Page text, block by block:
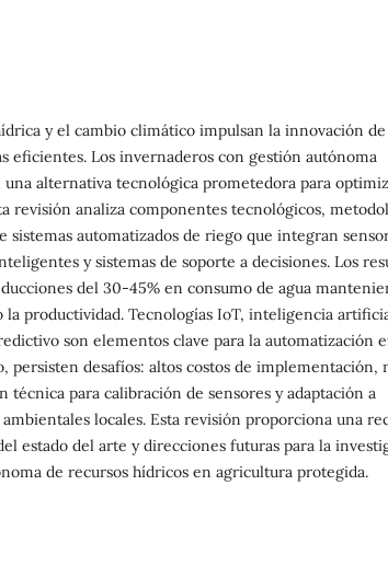
y el cambio climático impulsan la innovación de
eficientes. Los invernaderos con gestión autónoma
alternativa tecnológica prometedora para
revisión analiza componentes tecnológicos,
sistemas automatizados de riego que integran
y sistemas de soporte a decisiones. Los
del 30-45% en consumo de agua
la productividad. Tecnologías IoT, inteligencia
son elementos clave para la automatización
persisten desafíos: altos costos de implementación,
técnica para calibración de sensores y adaptación a
locales. Esta revisión proporciona una
estado del arte y direcciones futuras para la
de recursos hídricos en agricultura protegida.